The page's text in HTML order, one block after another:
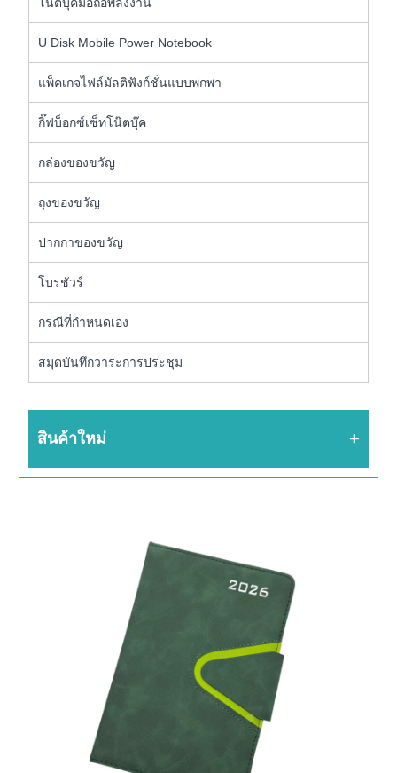
U Disk Mobile Power Notebook
แพ็คเกจไฟล์มัลติฟังก์ชั่นแบบพกพา
กิ๊ฟบ็อกซ์เซ็ทโน๊ตบุ๊ค
กล่องของขวัญ
ถุงของขวัญ
ปากกาของขวัญ
โบรชัวร์
กรณีที่กำหนดเอง
สมุดบันทึกวาระการประชุม
สินค้าใหม่